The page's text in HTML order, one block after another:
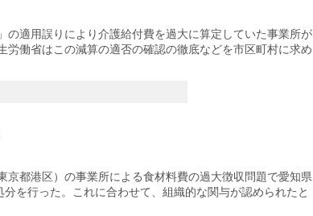
適用誤りにより介護給付費を過大に算定していた事業所が
労働省はこの減算の適否の確認の徹底などを市区町村に求め
都港区）の事業所による食材料費の過大徴収問題で愛知県
を行った。これに合わせて、組織的な関与が認められたと